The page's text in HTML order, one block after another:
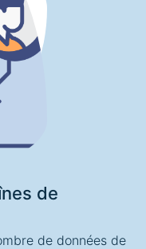
de
de données de